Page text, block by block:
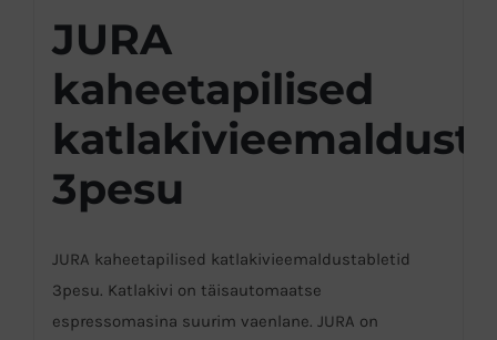
JURA
kaheetapilised
3pesu
JURA kaheetapilised katlakivieemaldustabletid
3pesu. Katlakivi on täisautomaatse
espressomasina suurim vaenlane. JURA on